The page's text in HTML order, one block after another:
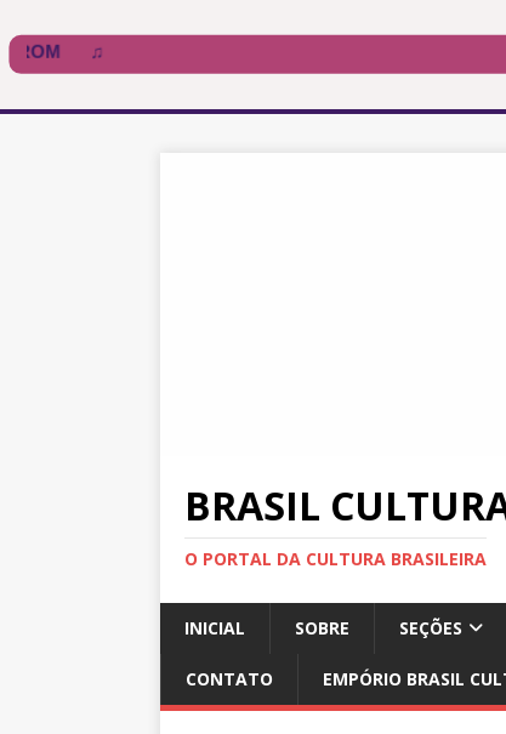
BRASIL
O PORTAL DA CULTURA BRASILEIRA
INICIAL SOBRE SEÇÕES
CONTATO EMPÓRIO BRASIL